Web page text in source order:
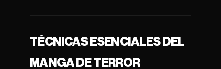
TÉCNICAS ESENCIALES DEL
MANGA DE TERROR